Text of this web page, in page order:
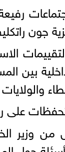
جون
بين
على
وزير